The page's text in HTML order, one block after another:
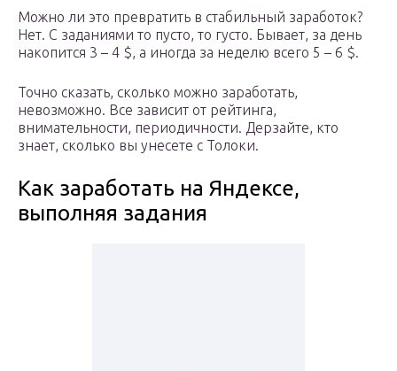
Можно ли это превратить в стабильный заработок?
Нет. С заданиями то пусто, то густо. Бывает, за день
накопится 3 – 4 $, а иногда за неделю всего 5 – 6 $.
Точно сказать, сколько можно заработать,
невозможно. Все зависит от рейтинга,
внимательности, периодичности. Дерзайте, кто
знает, сколько вы унесете с Толоки.
Как заработать на Яндексе,
выполняя задания